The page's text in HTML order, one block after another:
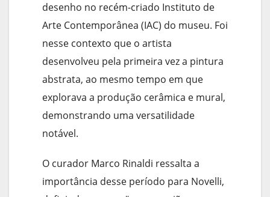
desenho no recém-criado Instituto de
Arte Contemporânea (IAC) do museu. Foi
nesse contexto que o artista
desenvolveu pela primeira vez a pintura
abstrata, ao mesmo tempo em que
explorava a produção cerâmica e mural,
demonstrando uma versatilidade
notável.
O curador Marco Rinaldi ressalta a
importância desse período para Novelli,